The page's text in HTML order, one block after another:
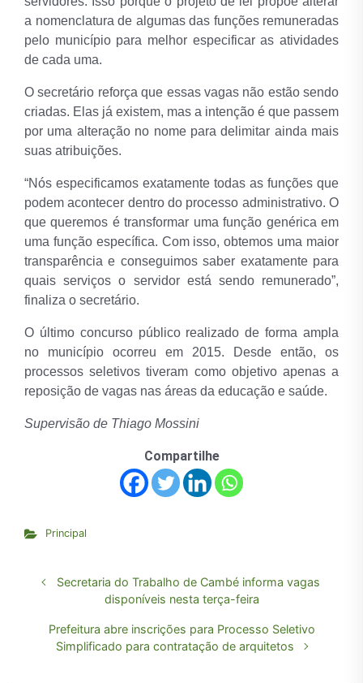
a nomenclatura de algumas das funções remuneradas
pelo município para melhor especificar as atividades
de cada uma.
O secretário reforça que essas vagas não estão sendo
criadas. Elas já existem, mas a intenção é que passem
por uma alteração no nome para delimitar ainda mais
suas atribuições.
“Nós especificamos exatamente todas as funções que
podem acontecer dentro do processo administrativo. O
que queremos é transformar uma função genérica em
uma função específica. Com isso, obtemos uma maior
transparência e conseguimos saber exatamente para
quais serviços o servidor está sendo remunerado”,
finaliza o secretário.
O último concurso público realizado de forma ampla
no município ocorreu em 2015. Desde então, os
processos seletivos tiveram como objetivo apenas a
reposição de vagas nas áreas da educação e saúde.
Supervisão de Thiago Mossini
Compartilhe
Principal
Secretaria do Trabalho de Cambé informa vagas
disponíveis nesta terça-feira
Prefeitura abre inscrições para Processo Seletivo
Simplificado para contratação de arquitetos